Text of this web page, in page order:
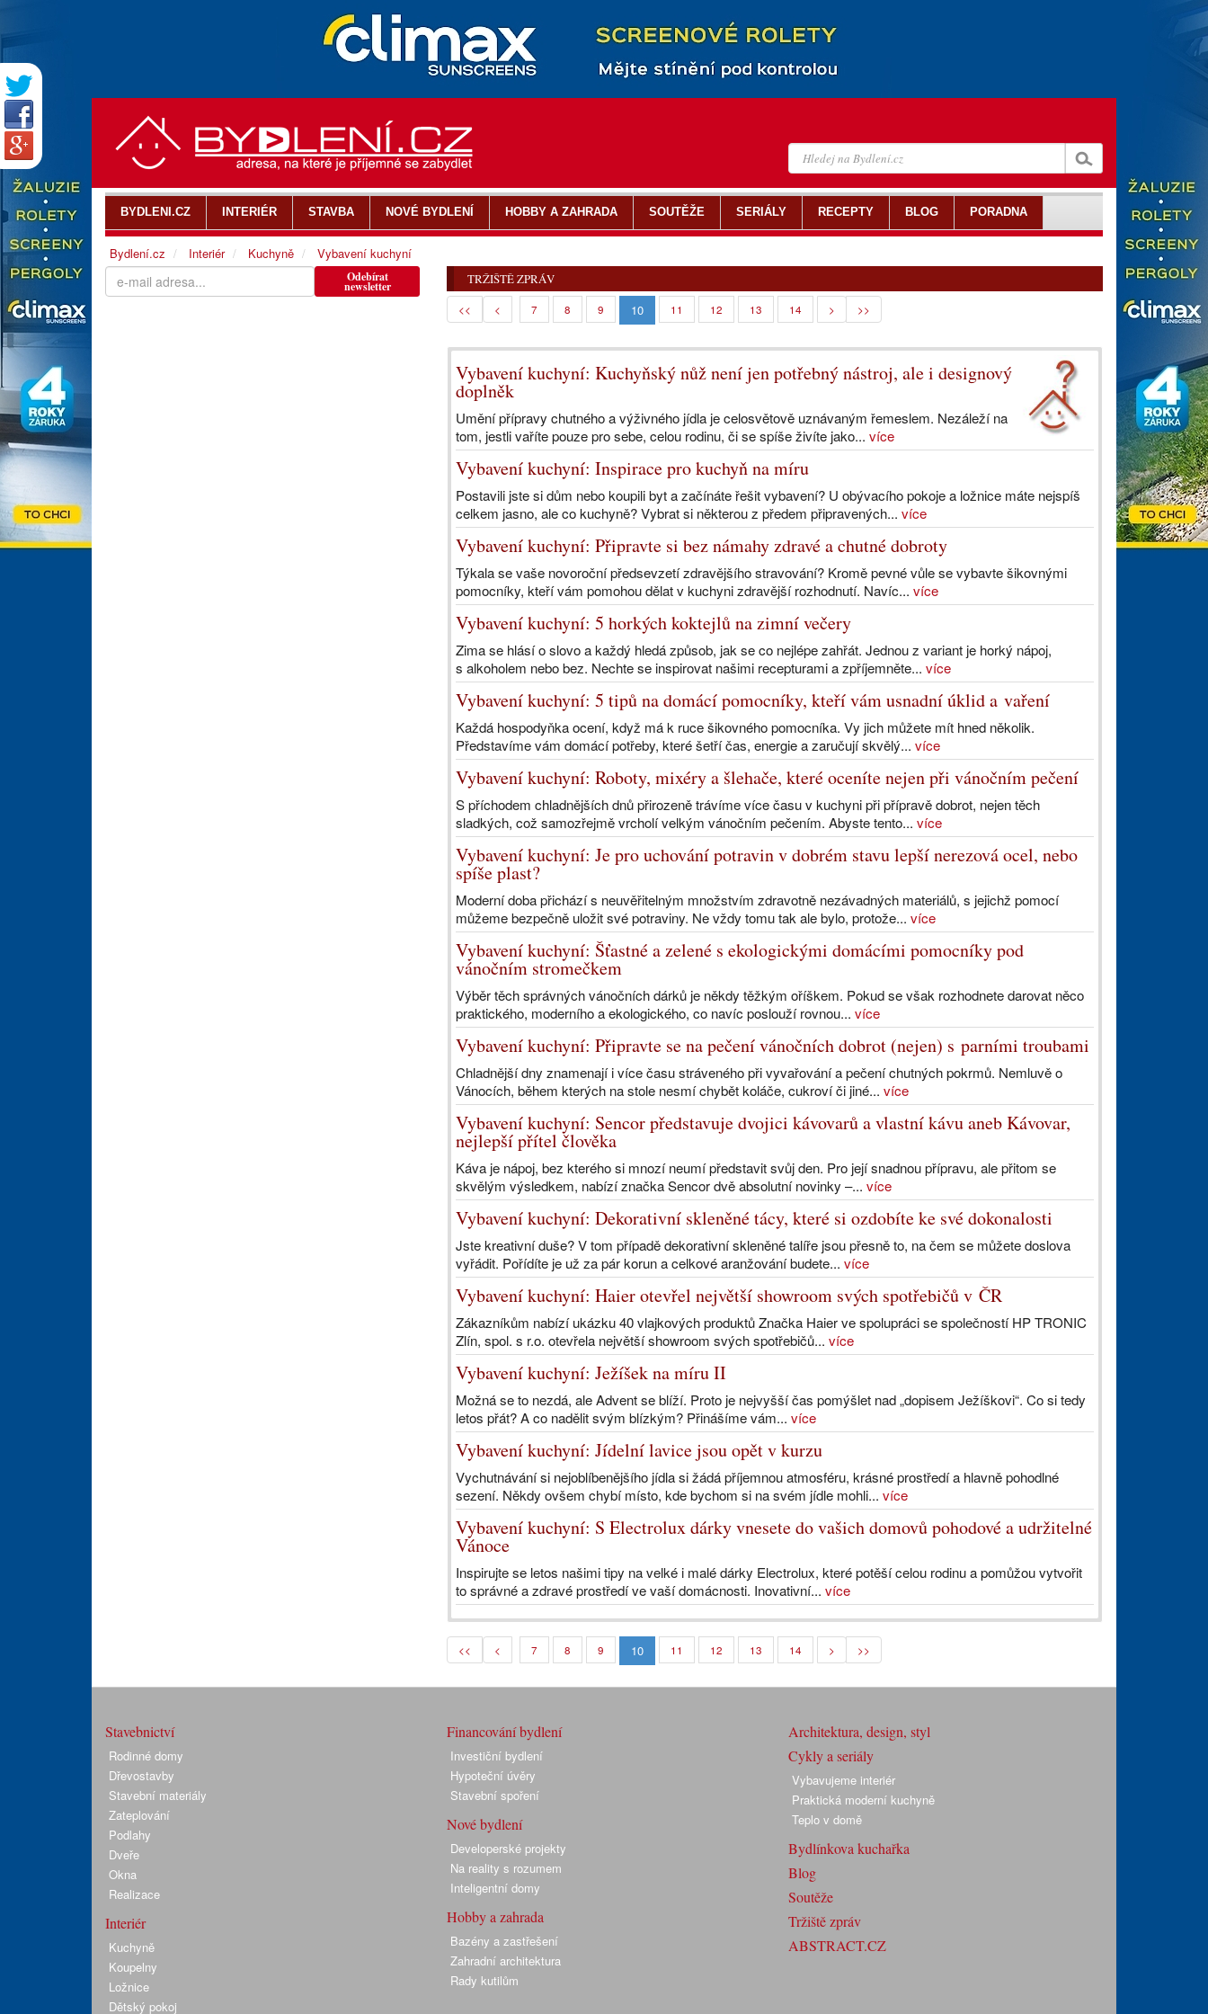
TRŽIŠTĚ ZPRÁV
<< < 7 8 9 10 11 12 13 14 > >>
Vybavení kuchyní: Kuchyňský nůž není jen potřebný nástroj, ale i designový
doplněk
Umění přípravy chutného a výživného jídla je celosvětově uznávaným řemeslem. Nezáleží na
tom, jestli vaříte pouze pro sebe, celou rodinu, či se spíše živíte jako... více
Vybavení kuchyní: Inspirace pro kuchyň na míru
Postavili jste si dům nebo koupili byt a začínáte řešit vybavení? U obývacího pokoje a ložnice máte nejspíš
celkem jasno, ale co kuchyně? Vybrat si některou z předem připravených... více
Vybavení kuchyní: Připravte si bez námahy zdravé a chutné dobroty
Týkala se vaše novoroční předsevzetí zdravějšího stravování? Kromě pevné vůle se vybavte šikovnými
pomocníky, kteří vám pomohou dělat v kuchyni zdravější rozhodnutí. Navíc... více
Vybavení kuchyní: 5 horkých koktejlů na zimní večery
Zima se hlásí o slovo a každý hledá způsob, jak se co nejlépe zahřát. Jednou z variant je horký nápoj,
s alkoholem nebo bez. Nechte se inspirovat našimi recepturami a zpříjemněte... více
Vybavení kuchyní: 5 tipů na domácí pomocníky, kteří vám usnadní úklid a vaření
Každá hospodyňka ocení, když má k ruce šikovného pomocníka. Vy jich můžete mít hned několik.
Představíme vám domácí potřeby, které šetří čas, energie a zaručují skvělý... více
Vybavení kuchyní: Roboty, mixéry a šlehače, které oceníte nejen při vánočním pečení
S příchodem chladnějších dnů přirozeně trávíme více času v kuchyni při přípravě dobrot, nejen těch
sladkých, což samozřejmě vrcholí velkým vánočním pečením. Abyste tento... více
Vybavení kuchyní: Je pro uchování potravin v dobrém stavu lepší nerezová ocel, nebo
spíše plast?
Moderní doba přichází s neuvěřitelným množstvím zdravotně nezávadných materiálů, s jejichž pomocí
můžeme bezpečně uložit své potraviny. Ne vždy tomu tak ale bylo, protože... více
Vybavení kuchyní: Šťastné a zelené s ekologickými domácími pomocníky pod
vánočním stromečkem
Výběr těch správných vánočních dárků je někdy těžkým oříškem. Pokud se však rozhodnete darovat něco
praktického, moderního a ekologického, co navíc poslouží rovnou... více
Vybavení kuchyní: Připravte se na pečení vánočních dobrot (nejen) s parními troubami
Chladnější dny znamenají i více času stráveného při vyvařování a pečení chutných pokrmů. Nemluvě o
Vánocích, během kterých na stole nesmí chybět koláče, cukroví či jiné... více
Vybavení kuchyní: Sencor představuje dvojici kávovarů a vlastní kávu aneb Kávovar,
nejlepší přítel člověka
Káva je nápoj, bez kterého si mnozí neumí představit svůj den. Pro její snadnou přípravu, ale přitom se
skvělým výsledkem, nabízí značka Sencor dvě absolutní novinky –... více
Vybavení kuchyní: Dekorativní skleněné tácy, které si ozdobíte ke své dokonalosti
Jste kreativní duše? V tom případě dekorativní skleněné talíře jsou přesně to, na čem se můžete doslova
vyřádit. Pořídíte je už za pár korun a celkové aranžování budete... více
Vybavení kuchyní: Haier otevřel největší showroom svých spotřebičů v ČR
Zákazníkům nabízí ukázku 40 vlajkových produktů Značka Haier ve spolupráci se společností HP TRONIC
Zlín, spol. s r.o. otevřela největší showroom svých spotřebičů... více
Vybavení kuchyní: Ježíšek na míru II
Možná se to nezdá, ale Advent se blíží. Proto je nejvyšší čas pomýšlet nad „dopisem Ježíškovi“. Co si tedy
letos přát? A co nadělit svým blízkým? Přinášíme vám... více
Vybavení kuchyní: Jídelní lavice jsou opět v kurzu
Vychutnávání si nejoblíbenějšího jídla si žádá příjemnou atmosféru, krásné prostředí a hlavně pohodlné
sezení. Někdy ovšem chybí místo, kde bychom si na svém jídle mohli... více
Vybavení kuchyní: S Electrolux dárky vnesete do vašich domovů pohodové a udržitelné
Vánoce
Inspirujte se letos našimi tipy na velké i malé dárky Electrolux, které potěší celou rodinu a pomůžou vytvořit
to správné a zdravé prostředí ve vaší domácnosti. Inovativní... více
<< < 7 8 9 10 11 12 13 14 > >>
Odebírat
newsletter
BYDLENI.CZ INTERIÉR STAVBA NOVÉ BYDLENÍ HOBBY A ZAHRADA SOUTĚŽE SERIÁLY RECEPTY BLOG PORADNA
Bydlení.cz Interiér Kuchyně Vybavení kuchyní
Stavebnictví
Rodinné domy
Dřevostavby
Stavební materiály
Zateplování
Podlahy
Dveře
Okna
Realizace
Interiér
Kuchyně
Koupelny
Ložnice
Dětský pokoj
Financování bydlení
Investiční bydlení
Hypoteční úvěry
Stavební spoření
Nové bydlení
Developerské projekty
Na reality s rozumem
Inteligentní domy
Hobby a zahrada
Bazény a zastřešení
Zahradní architektura
Rady kutilům
Architektura, design, styl
Cykly a seriály
Vybavujeme interiér
Praktická moderní kuchyně
Teplo v domě
Bydlínkova kuchařka
Blog
Soutěže
Tržiště zpráv
ABSTRACT.CZ